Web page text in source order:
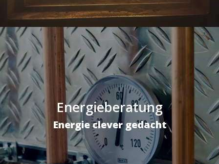
Energieberatung
Energie clever gedacht